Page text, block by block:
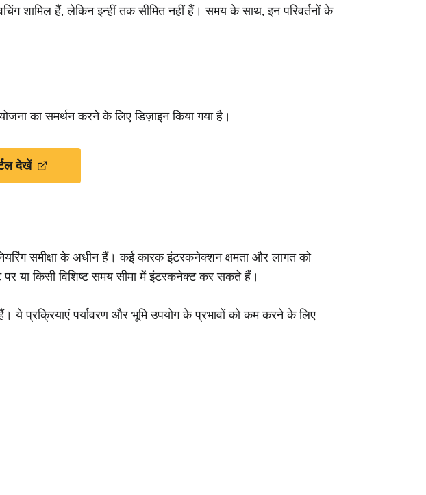
शामिल हैं, लेकिन इन्हीं तक सीमित नहीं हैं। समय के साथ, इन परिवर्तनों के
का समर्थन करने के लिए डिज़ाइन किया गया है।
देखें
समीक्षा के अधीन हैं। कई कारक इंटरकनेक्शन क्षमता और लागत को
पर या किसी विशिष्ट समय सीमा में इंटरकनेक्ट कर सकते हैं।
ये प्रक्रियाएं पर्यावरण और भूमि उपयोग के प्रभावों को कम करने के लिए